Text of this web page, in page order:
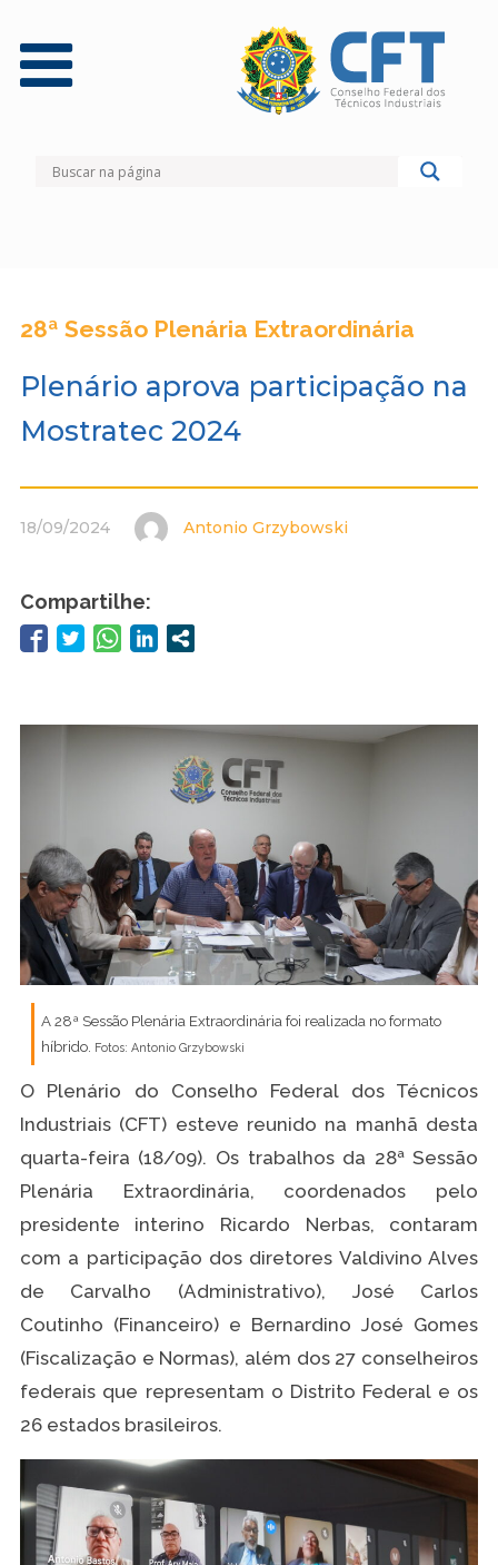
28ª Sessão Plenária Extraordinária
Plenário aprova participação na
Mostratec 2024
18/09/2024 Antonio Grzybowski
Compartilhe:
A 28ª Sessão Plenária Extraordinária foi realizada no formato
híbrido. Fotos: Antonio Grzybowski
O Plenário do Conselho Federal dos Técnicos
Industriais (CFT) esteve reunido na manhã desta
quarta-feira (18/09). Os trabalhos da 28ª Sessão
Plenária Extraordinária, coordenados pelo
presidente interino Ricardo Nerbas, contaram
com a participação dos diretores Valdivino Alves
de Carvalho (Administrativo), José Carlos
Coutinho (Financeiro) e Bernardino José Gomes
(Fiscalização e Normas), além dos 27 conselheiros
federais que representam o Distrito Federal e os
26 estados brasileiros.